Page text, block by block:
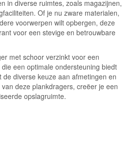
in diverse ruimtes, zoals magazijnen,
Of je nu zware materialen,
voorwerpen wilt opbergen, deze
voor een stevige en betrouwbare
met schoor verzinkt voor een
een optimale ondersteuning biedt
de diverse keuze aan afmetingen en
deze plankdragers, creëer je een
opslagruimte.